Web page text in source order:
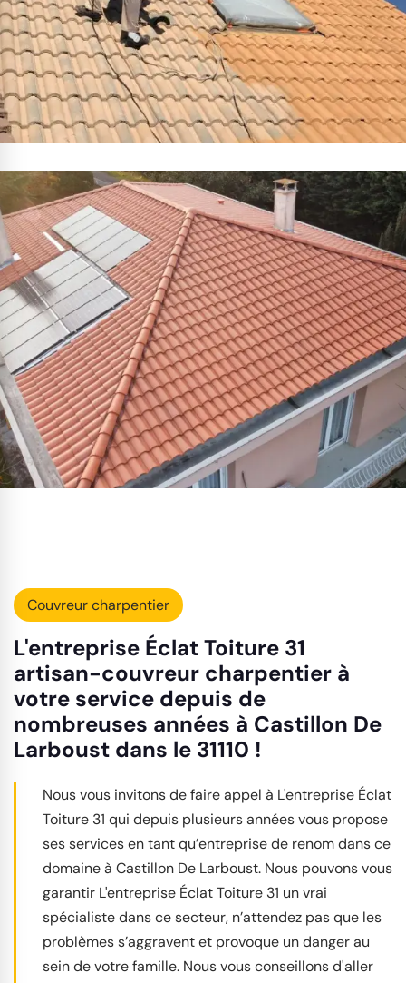
Couvreur charpentier
L'entreprise Éclat Toiture 31
artisan-couvreur charpentier à
votre service depuis de
nombreuses années à Castillon De
Larboust dans le 31110 !
Nous vous invitons de faire appel à L'entreprise Éclat
Toiture 31 qui depuis plusieurs années vous propose
ses services en tant qu’entreprise de renom dans ce
domaine à Castillon De Larboust. Nous pouvons vous
garantir L'entreprise Éclat Toiture 31 un vrai
spécialiste dans ce secteur, n’attendez pas que les
problèmes s’aggravent et provoque un danger au
sein de votre famille. Nous vous conseillons d'aller